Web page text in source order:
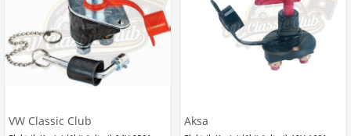
VWCC Parça No :3-3546 OEM Parça No : 113971901AVWCC Parça No : 3-3292  OEM Parça No : 113903515A
VW Classic Club Aksa